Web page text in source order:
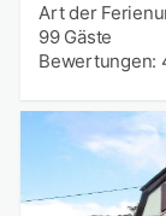
Art der
99 Gäste
Bewertungen: